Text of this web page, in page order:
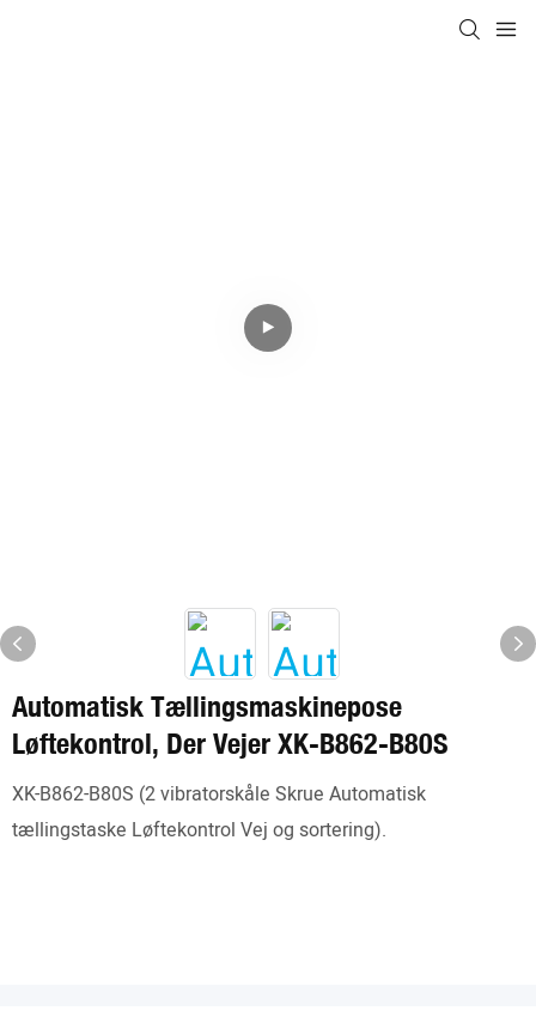
Automatisk Tællingsmaskinepose
Løftekontrol, Der Vejer XK-B862-B80S
XK-B862-B80S (2 vibratorskåle Skrue Automatisk
tællingstaske Løftekontrol Vej og sortering).